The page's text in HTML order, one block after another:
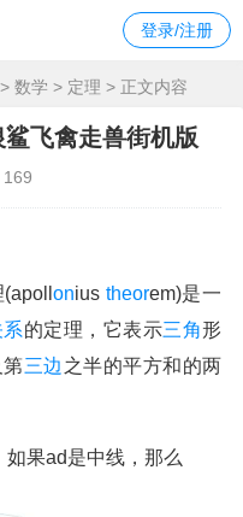
登录/注册
> 数学 > 定理 > 正文内容
飞禽走兽街机版
169
(apollonius theorem)是一
系的定理，它表示三角形
三边 之半的平方和的两
如果ad是中线，那么